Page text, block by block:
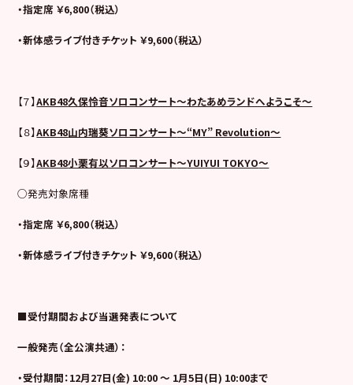
・指定席 ￥6,800（税込）
・新体感ライブ付きチケット ￥9,600（税込）
【７】AKB48久保怜音ソロコンサート～わたあめランドへようこそ～
【８】AKB48山内瑞葵ソロコンサート～“MY” Revolution～
【９】AKB48小栗有以ソロコンサート～YUIYUI TOKYO～
○発売対象席種
・指定席 ￥6,800（税込）
・新体感ライブ付きチケット ￥9,600（税込）
■受付期間および当選発表について
一般発売（全公演共通）：
・受付期間：12月27日(金) 10:00 ～ 1月5日(日) 10:00まで